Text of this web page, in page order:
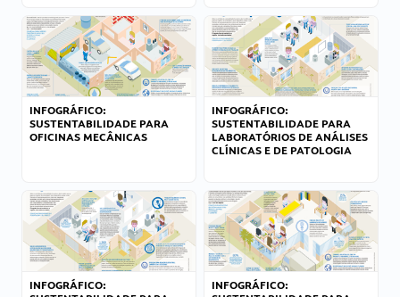
INFOGRÁFICO:
SUSTENTABILIDADE PARA
OFICINAS MECÂNICAS
INFOGRÁFICO:
SUSTENTABILIDADE PARA
LABORATÓRIOS DE ANÁLISES
CLÍNICAS E DE PATOLOGIA
INFOGRÁFICO:
INFOGRÁFICO: